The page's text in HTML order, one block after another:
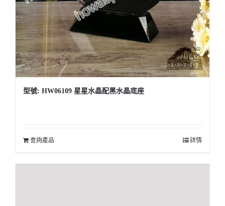
型號: HW06109 星星水晶配黑水晶底座
查詢產品 詳情